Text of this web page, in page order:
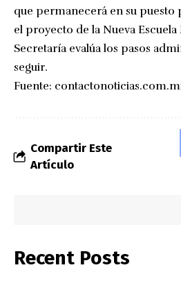
que permanecerá en su puesto
el proyecto de la Nueva
Secretaría evalúa los pasos
seguir.
Fuente:
Compartir Este
Artículo
Recent Posts